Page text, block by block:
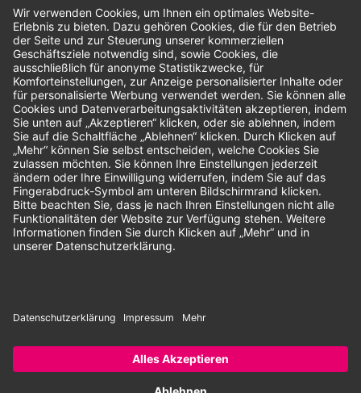
Bewertungen
Unsere Zahlungsarten:
Rechnung SEPA-Lastschrift Vorkasse